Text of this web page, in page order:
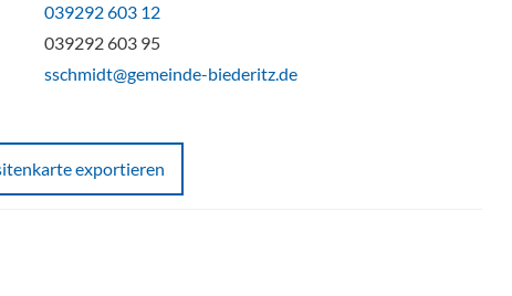
039292 603 12
039292 603 95
sschmidt@gemeinde-biederitz.de
exportieren